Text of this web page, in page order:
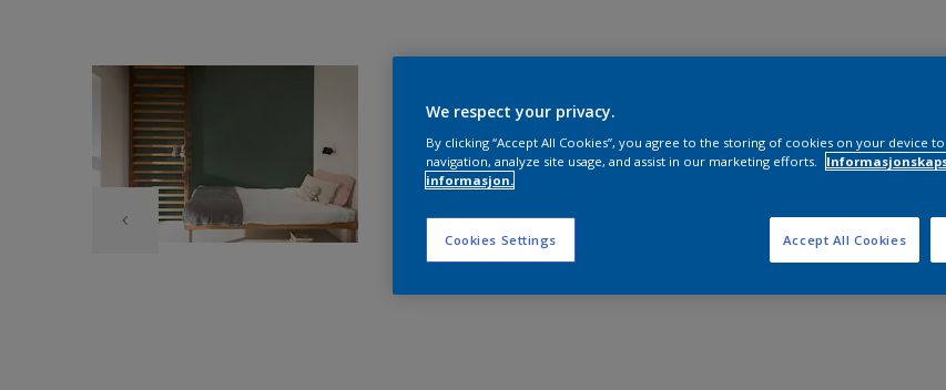
We respect your privacy.
By clicking “Accept All Cookies”, you agree to the storing of cookies on your device
navigation, analyze site usage, and assist in our marketing efforts.
informasjon.
Cookies Settings Accept All Cookies